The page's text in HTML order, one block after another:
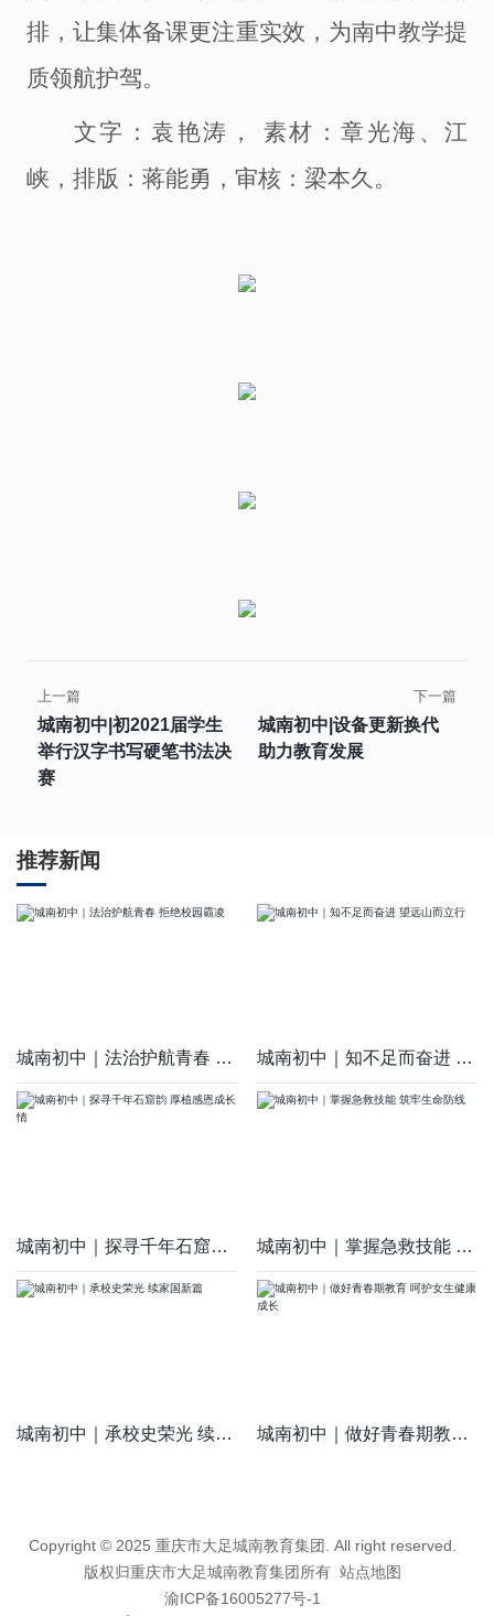
排，让集体备课更注重实效，为南中教学提
质领航护驾。
文字：袁艳涛 ，
素材：章光海、江
峡 ， 排版： 蒋能勇， 审核：梁本久 。
上一篇
城南初中|初2021届学生
举行汉字书写硬笔书法决
赛
下一篇
城南初中|设备更新换代
助力教育发展
推荐新闻
城南初中｜法治护航青春 拒绝校园霸凌 城南初中｜知不足而奋进 望远山而立行
城南初中｜探寻千年石窟韵 厚植感恩成长情 城南初中｜掌握急救技能 筑牢生命防线
城南初中｜承校史荣光 续家国新篇 城南初中｜做好青春期教育 呵护女生健康成长
Copyright © 2025 重庆市大足城南教育集团. All right reserved.
版权归重庆市大足城南教育集团所有 站点地图
渝ICP备16005277号-1